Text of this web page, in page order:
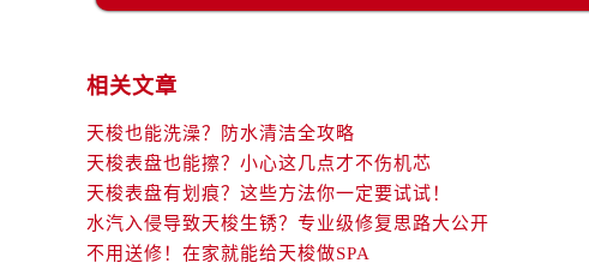
相关文章
天梭也能洗澡？防水清洁全攻略
天梭表盘也能擦？小心这几点才不伤机芯
天梭表盘有划痕？这些方法你一定要试试！
水汽入侵导致天梭生锈？专业级修复思路大公开
不用送修！在家就能给天梭做SPA